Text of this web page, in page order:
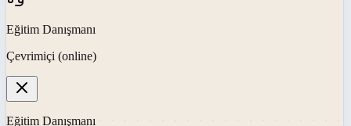
Eğitim Danışmanı
Çevrimiçi (online)
Eğitim Danışmanı